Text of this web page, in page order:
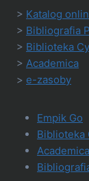
> Katalog
> Bibliografia
> Biblioteka
> Academica
> e-zasoby
Empik Go
Biblioteka
Academica